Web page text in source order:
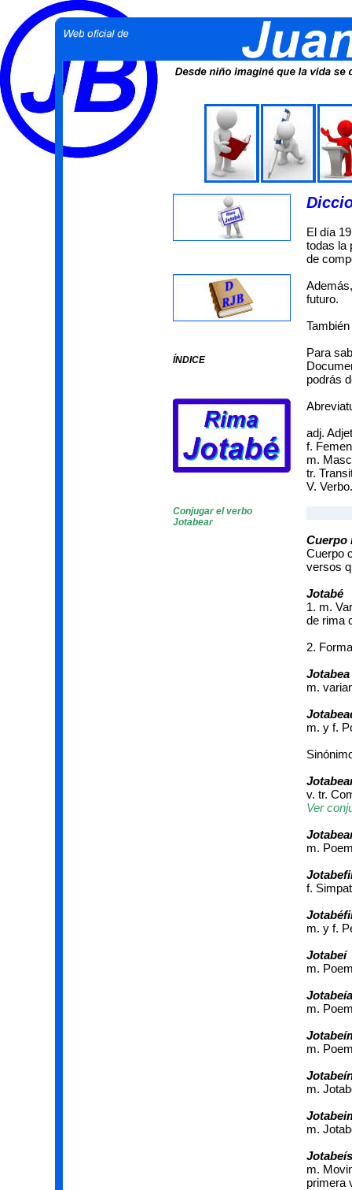
ÍNDICE
Conjugar el verbo
Jotabear
El día
todas la
de
futuro.
Para
podrás
adj.
f.
m.
tr.
V. Verbo.
Cuerpo
Cuerpo
versos
Jotabé
1. m.
de rima
2.
Jotabea
m.
m. y f.
v. tr.
Ver
m.
f.
m. y f.
Jotabeí
m.
Jotabeía
m.
m.
m.
m.
m.
primera